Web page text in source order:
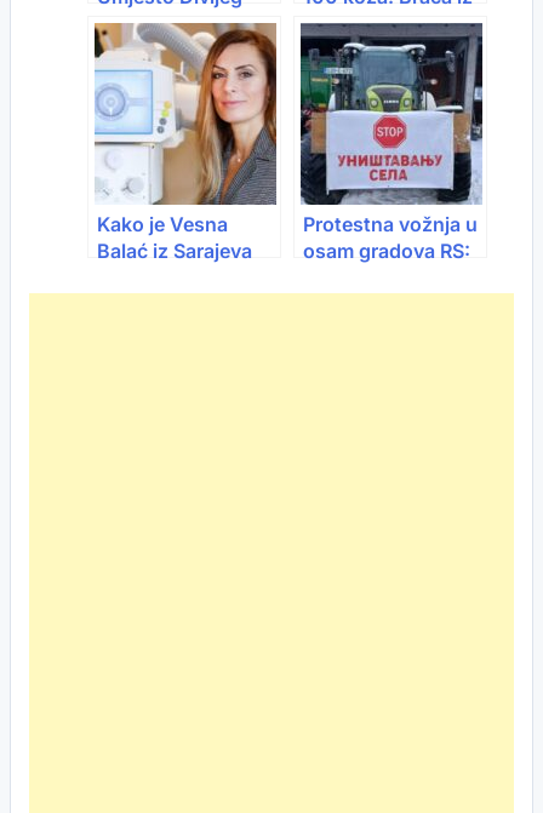
zapada izabrao
Vlašić i svoje konje
Posušja dokazala
da se na selu može
uspjeti
Kako je Vesna
Balać iz Sarajeva
Protestna vožnja u
osam gradova RS: